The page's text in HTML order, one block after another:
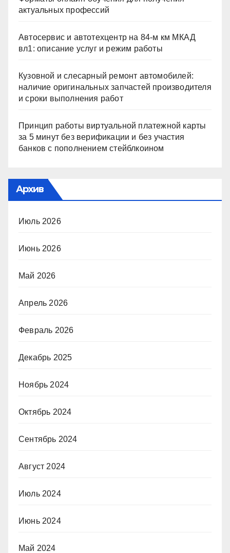
актуальных профессий
Автосервис и автотехцентр на 84-м км МКАД
вл1: описание услуг и режим работы
Кузовной и слесарный ремонт автомобилей:
наличие оригинальных запчастей производителя
и сроки выполнения работ
Принцип работы виртуальной платежной карты
за 5 минут без верификации и без участия
банков с пополнением стейблкоином
Архив
Июль 2026
Июнь 2026
Май 2026
Апрель 2026
Февраль 2026
Декабрь 2025
Ноябрь 2024
Октябрь 2024
Сентябрь 2024
Август 2024
Июль 2024
Июнь 2024
Май 2024